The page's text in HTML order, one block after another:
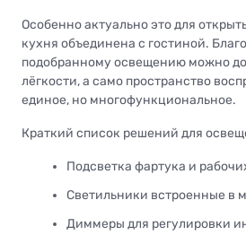
Особенно актуально это для
кухня объединена с гостиной.
подобранному освещению можно
лёгкости, а само пространство
единое, но многофункциональное.
Краткий список решений для
Подсветка фартука и
Светильники встроенные в
Диммеры для регулировки